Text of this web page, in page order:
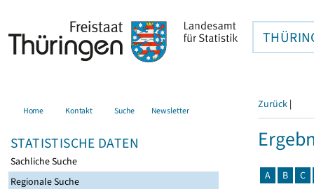
Home Kontakt Suche Newsletter
STATISTISCHE DATEN
Sachliche Suche
Regionale Suche
Zurück |
A B C